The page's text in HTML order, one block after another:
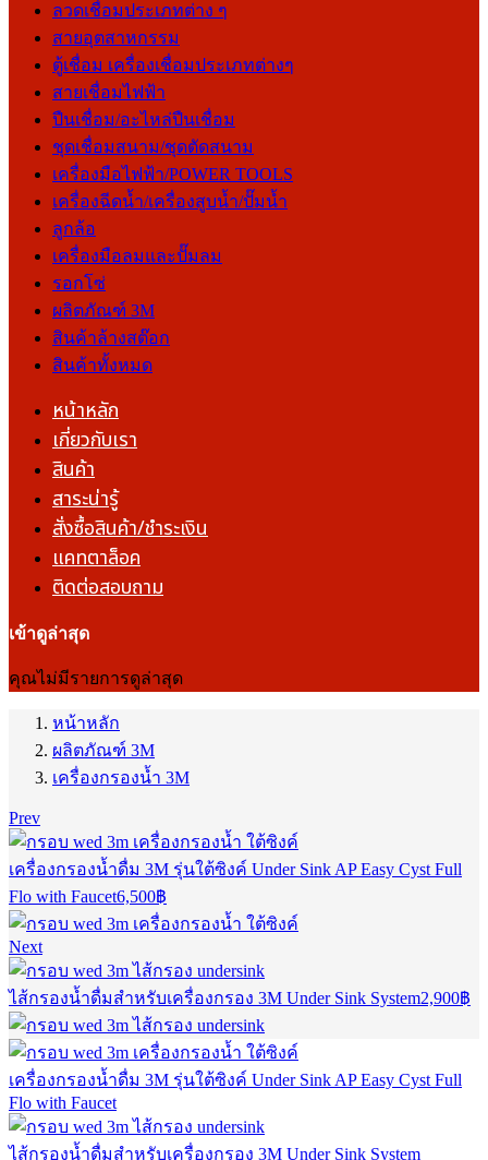
ลวดเชื่อมประเภทต่าง ๆ
สายอุตสาหกรรม
ตู้เชื่อม เครื่องเชื่อมประเภทต่างๆ
สายเชื่อมไฟฟ้า
ปืนเชื่อม/อะไหล่ปืนเชื่อม
ชุดเชื่อมสนาม/ชุดตัดสนาม
เครื่องมือไฟฟ้า/POWER TOOLS
เครื่องฉีดน้ำ/เครื่องสูบน้ำ/ปั๊มน้ำ
ลูกล้อ
เครื่องมือลมและปั๊มลม
รอกโซ่
ผลิตภัณฑ์ 3M
สินค้าล้างสต๊อก
สินค้าทั้งหมด
หน้าหลัก
เกี่ยวกับเรา
สินค้า
สาระน่ารู้
สั่งซื้อสินค้า/ชำระเงิน
แคทตาล็อค
ติดต่อสอบถาม
เข้าดูล่าสุด
คุณไม่มีรายการดูล่าสุด
หน้าหลัก
ผลิตภัณฑ์ 3M
เครื่องกรองน้ำ 3M
Prev
เครื่องกรองน้ำดื่ม 3M รุ่นใต้ซิงค์ Under Sink AP Easy Cyst Full
Flo with Faucet6,500฿
Next
ไส้กรองน้ำดื่มสำหรับเครื่องกรอง 3M Under Sink System2,900฿
เครื่องกรองน้ำดื่ม 3M รุ่นใต้ซิงค์ Under Sink AP Easy Cyst Full
Flo with Faucet
ไส้กรองน้ำดื่มสำหรับเครื่องกรอง 3M Under Sink System